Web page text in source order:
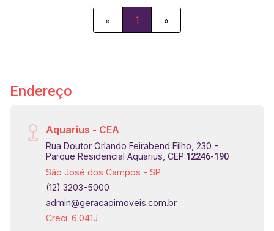
« 1 »
Endereço
Aquarius - CEA
Rua Doutor Orlando Feirabend Filho, 230 -
Parque Residencial Aquarius, CEP:12246-190
São José dos Campos - SP
(12) 3203-5000
admin@geracaoimoveis.com.br
Creci: 6.041J